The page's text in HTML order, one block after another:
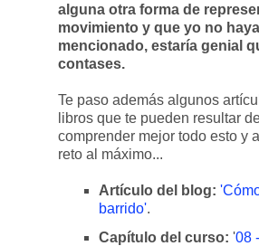
alguna otra forma de
movimiento y que yo no haya
mencionado, estaría genial
contases.
Te paso además algunos
libros que te pueden resultar
comprender mejor todo esto y
reto al máximo...
Artículo del blog:
barrido'.
Capítulo del curso: '08